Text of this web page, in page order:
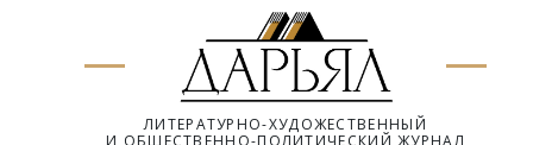
ЛИТЕРАТУРНО-ХУДОЖЕСТВЕННЫЙ
И ОБЩЕСТВЕННО-ПОЛИТИЧЕСКИЙ ЖУРНАЛ